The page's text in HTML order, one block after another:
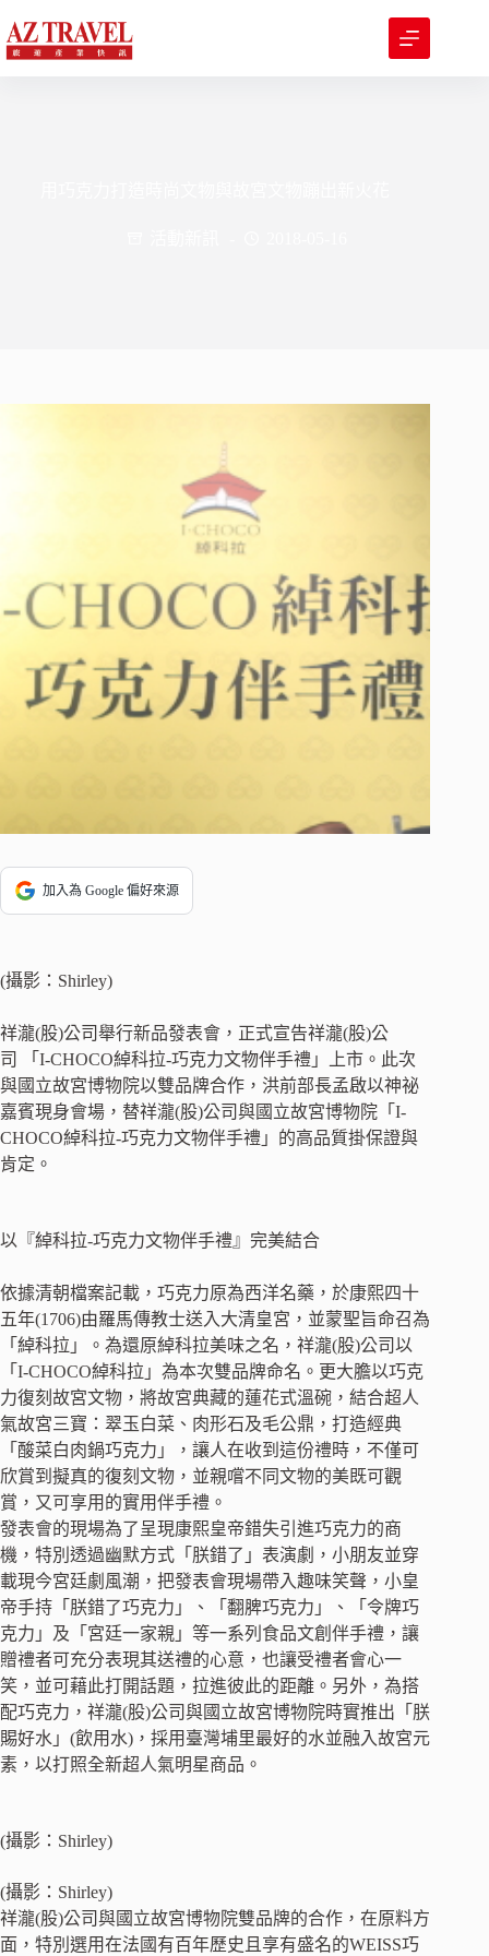
至
主
加入為 Google 偏好來源
(攝影：Shirley)
祥瀧(股)公司舉行新品發表會，正式宣告祥瀧(股)公
司 「I-CHOCO綽科拉-巧克力文物伴手禮」上市。此次
與國立故宮博物院以雙品牌合作，洪前部長孟啟以神祕
嘉賓現身會場，替祥瀧(股)公司與國立故宮博物院「I-
CHOCO綽科拉-巧克力文物伴手禮」的高品質掛保證與
肯定。
以『綽科拉-巧克力文物伴手禮』完美結合
依據清朝檔案記載，巧克力原為西洋名藥，於康熙四十
五年(1706)由羅馬傳教士送入大清皇宮，並蒙聖旨命召為
「綽科拉」。為還原綽科拉美味之名，祥瀧(股)公司以
「I-CHOCO綽科拉」為本次雙品牌命名。更大膽以巧克
力復刻故宮文物，將故宮典藏的蓮花式溫碗，結合超人
氣故宮三寶：翠玉白菜、肉形石及毛公鼎，打造經典
「酸菜白肉鍋巧克力」，讓人在收到這份禮時，不僅可
欣賞到擬真的復刻文物，並親嚐不同文物的美既可觀
賞，又可享用的實用伴手禮。
發表會的現場為了呈現康熙皇帝錯失引進巧克力的商
機，特別透過幽默方式「朕錯了」表演劇，小朋友並穿
載現今宮廷劇風潮，把發表會現場帶入趣味笑聲，小皇
帝手持「朕錯了巧克力」、「翻脾巧克力」、「令牌巧
克力」及「宮廷一家親」等一系列食品文創伴手禮，讓
贈禮者可充分表現其送禮的心意，也讓受禮者會心一
笑，並可藉此打開話題，拉進彼此的距離。另外，為搭
配巧克力，祥瀧(股)公司與國立故宮博物院時實推出「朕
賜好水」(飲用水)，採用臺灣埔里最好的水並融入故宮元
素，以打照全新超人氣明星商品。
(攝影：Shirley)
(攝影：Shirley)
祥瀧(股)公司與國立故宮博物院雙品牌的合作，在原料方
面，特別選用在法國有百年歷史且享有盛名的WEISS巧